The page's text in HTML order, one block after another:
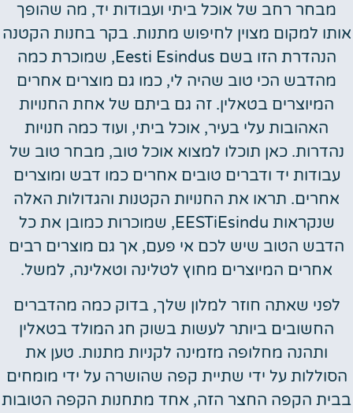
מבחר רחב של אוכל ביתי ועבודות יד, מה שהופך
אותו למקום מצוין לחיפוש מתנות. בקר בחנות הקטנה
הנהדרת הזו בשם Eesti Esindus, שמוכרת כמה
מהדבש הכי טוב שהיה לי, כמו גם מוצרים אחרים
המיוצרים בטאלין. זה גם ביתם של אחת החנויות
האהובות עלי בעיר, אוכל ביתי, ועוד כמה חנויות
נהדרות. כאן תוכלו למצוא אוכל טוב, מבחר טוב של
עבודות יד ודברים טובים אחרים כמו דבש ומוצרים
אחרים. תראו את החנויות הקטנות והגדולות האלה
שנקראות EESTiEsindu, שמוכרות כמובן את כל
הדבש הטוב שיש לכם אי פעם, אך גם מוצרים רבים
אחרים המיוצרים מחוץ לטלינה וטאלינה, למשל.
לפני שאתה חוזר למלון שלך, בדוק כמה מהדברים
החשובים ביותר לעשות בשוק חג המולד בטאלין
ותהנה מחלופה מזמינה לקניות מתנות. טען את
הסוללות על ידי שתיית קפה שהושרה על ידי מומחים
בבית הקפה החצר הזה, אחד מתחנות הקפה הטובות